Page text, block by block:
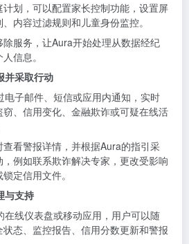
计划，可以配置家长控制功能，设置屏
内容过滤规则和儿童身份监控。
除服务，让Aura开始处理从数据经纪
信息。
并采取行动
电子邮件、短信或应用内通知，实时
窃、信用变化、金融欺诈或可疑在线活
查看警报详情，并根据Aura的指引采
，例如联系欺诈解决专家，更改受影响
定信用文件。
与支持
在线仪表盘或移动应用，用户可以随
状态、监控报告、信用分数更新和警报